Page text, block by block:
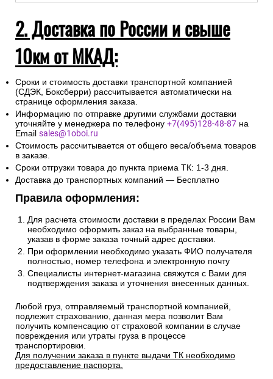
2. Доставка по России и свыше
10км от МКАД:
Сроки и стоимость доставки транспортной компанией
(СДЭК, Боксберри) рассчитывается автоматически на
странице оформления заказа.
Информацию по отправке другими службами доставки
уточняйте у менеджера по телефону +7(495)128-48-87 на
Email sales@1oboi.ru
Стоимость рассчитывается от общего веса/объема товаров
в заказе.
Сроки отгрузки товара до пункта приема ТК: 1-3 дня.
Доставка до транспортных компаний — Бесплатно
Правила оформления:
Для расчета стоимости доставки в пределах России Вам
необходимо оформить заказ на выбранные товары,
указав в форме заказа точный адрес доставки.
При оформлении необходимо указать ФИО получателя
полностью, номер телефона и электронную почту
Специалисты интернет-магазина свяжутся с Вами для
подтверждения заказа и уточнения внесенных данных.
Любой груз, отправляемый транспортной компанией,
подлежит страхованию, данная мера позволит Вам
получить компенсацию от страховой компании в случае
повреждения или утраты груза в процессе
транспортировки.
Для получении заказа в пункте выдачи ТК необходимо
предоставление паспорта.